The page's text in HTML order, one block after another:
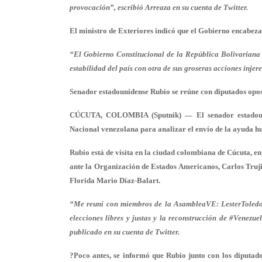
provocación”, escribió Arreaza en su cuenta de Twitter.
El ministro de Exteriores indicó que el Gobierno
“El Gobierno Constitucional de la República
estabilidad del país con otra de sus groseras acciones
Senador estadounidense Rubio se reúne con diputados
CÚCUTA, COLOMBIA (Sputnik) — El senador
Nacional venezolana para analizar el envío de la ayuda
Rubio está de visita en la ciudad colombiana de Cúcuta,
ante la Organización de Estados Americanos, Carlos
Florida Mario Díaz-Balart.
“Me reuní con miembros de la AsambleaVE:
elecciones libres y justas y la reconstrucción de
publicado en su cuenta de Twitter.
?Poco antes, se informó que Rubio junto con los